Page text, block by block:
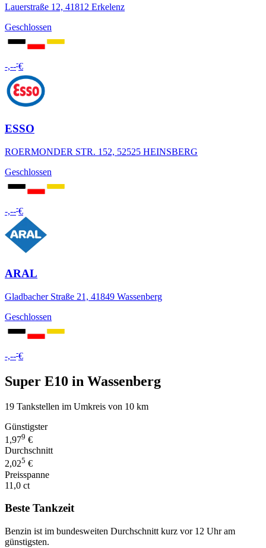
Lauerstraße 12, 41812 Erkelenz
Geschlossen
-,---€
ESSO
ROERMONDER STR. 152, 52525 HEINSBERG
Geschlossen
-,---€
ARAL
Gladbacher Straße 21, 41849 Wassenberg
Geschlossen
-,---€
Super E10 in Wassenberg
19 Tankstellen im Umkreis von 10 km
Günstigster
1,979 €
Durchschnitt
2,025 €
Preisspanne
11,0 ct
Beste Tankzeit
Benzin ist im bundesweiten Durchschnitt kurz vor 12 Uhr am
günstigsten.